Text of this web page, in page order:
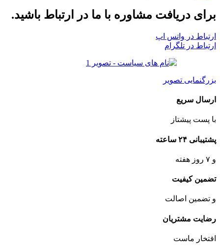
برای دریافت مشاوره با ما در ارتباط باشید.
ارتباط در واتس اپ
ارتباط در تلگرام
بزرگنمایی تصویر
ارسال سریع
با پست پیشتاز
پشتیبانی ۲۴ ساعته
و ۷ روز هفته
تضمین کیفیت
و تضمین اصالت
رضایت مشتریان
افتخار ماست